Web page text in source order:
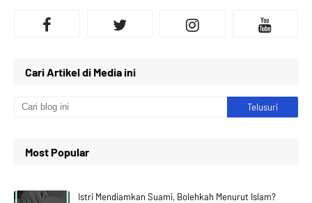
Cari Artikel di Media ini
Most Popular
Istri Mendiamkan Suami, Bolehkah Menurut Islam?